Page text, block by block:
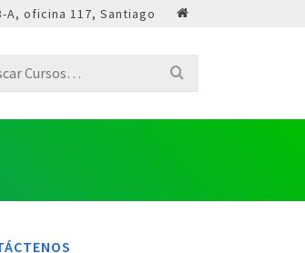
A, oficina 117, Santiago